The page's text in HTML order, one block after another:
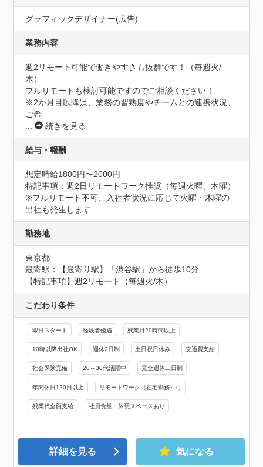
グラフィックデザイナー(広告)
業務内容
週2リモート可能で働きやすさも抜群です！（毎週火/
木）
フルリモートも検討可能ですのでご相談ください！
※2か月目以降は、業務の習熟度やチームとの連携状況、
ご希
...
続きを見る
給与・報酬
想定時給1800円〜2000円
特記事項：週2日リモートワーク推奨（毎週火曜、木曜）
※フルリモート不可、入社者状況に応じて火曜・木曜の
出社も発生します
勤務地
東京都
最寄駅：【最寄り駅】「渋谷駅」から徒歩10分
【特記事項】週2リモート（毎週火/木）
こだわり条件
即日スタート 経験者優遇 残業月20時間以上
10時以降出社OK 週休2日制 土日祝日休み 交通費支給
社会保険完備 20～30代活躍中 完全週休二日制
年間休日120日以上 リモートワーク（在宅勤務）可
残業代全額支給 社員食堂・休憩スペースあり
詳細を見る 気になる